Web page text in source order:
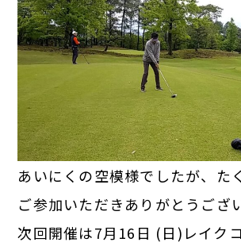
あいにくの空模様でしたが、た
ご参加いただきありがとうござ
次回開催は7月16日 (日)レイク